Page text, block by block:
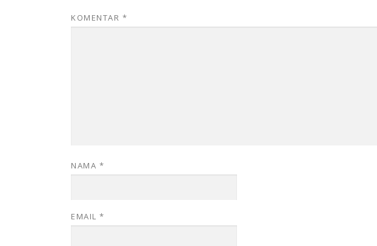
KOMENTAR *
NAMA *
EMAIL *